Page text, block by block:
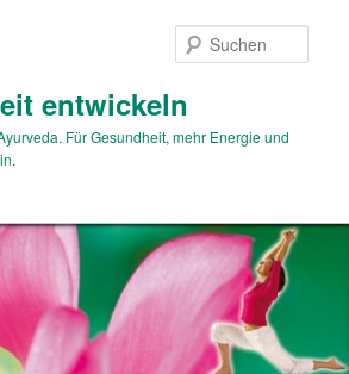
entwickeln
Für Gesundheit, mehr Energie und